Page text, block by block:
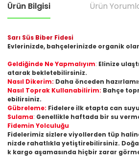
Ürün Bilgisi Ürün
Sarı Süs Biber Fidesi
Evlerinizde, bahçelerinizde organik
Geldiğinde Ne Yapmalıyım: Elinize
atarak bekletebilirsiniz.
Nasıl Dikerim: Daha önceden
Nasıl Toprak Kullanabilirim: Bahçe
ebilirsiniz.
Gübreleme: Fidelere ilk etapta can
Sulama: Genellikle haftada bir su
Fidemin Yolculuğu
Fidelerimiz sizlere viyollerden tüp
nizde rahatlıkla yetiştirebilirsiniz.
k kargo aşamasında hiçbir zarar